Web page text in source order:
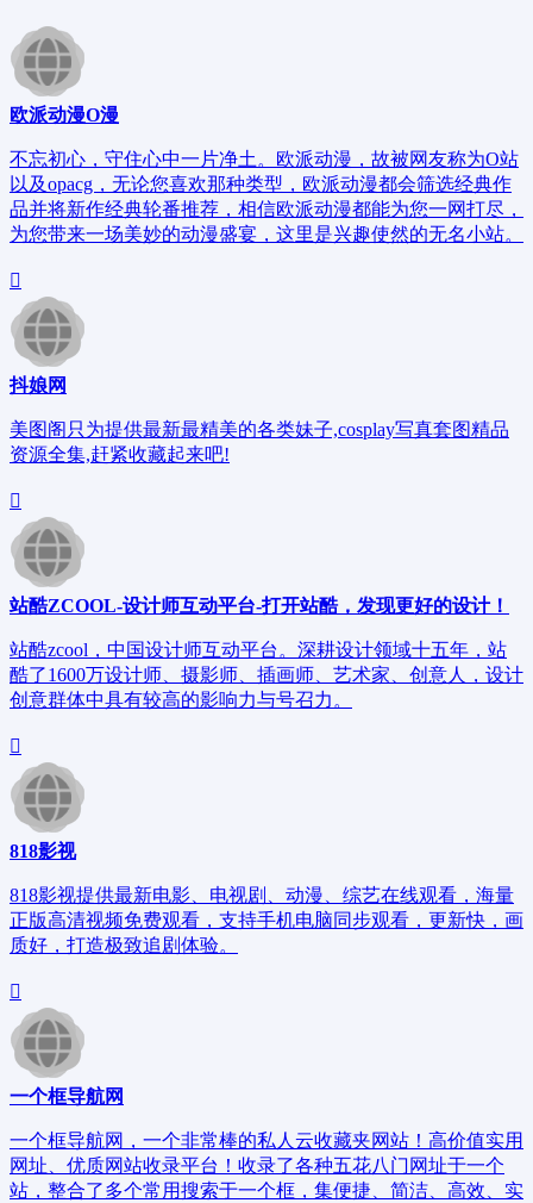
欧派动漫O漫
不忘初心，守住心中一片净土。欧派动漫，故被网友称为O站
以及opacg，无论您喜欢那种类型，欧派动漫都会筛选经典作
品并将新作经典轮番推荐，相信欧派动漫都能为您一网打尽，
为您带来一场美妙的动漫盛宴，这里是兴趣使然的无名小站。
抖娘网
美图阁只为提供最新最精美的各类妹子,cosplay写真套图精品
资源全集,赶紧收藏起来吧!
站酷ZCOOL-设计师互动平台-打开站酷，发现更好的设计！
站酷zcool，中国设计师互动平台。深耕设计领域十五年，站
酷了1600万设计师、摄影师、插画师、艺术家、创意人，设计
创意群体中具有较高的影响力与号召力。
818影视
818影视提供最新电影、电视剧、动漫、综艺在线观看，海量
正版高清视频免费观看，支持手机电脑同步观看，更新快，画
质好，打造极致追剧体验。
一个框导航网
一个框导航网，一个非常棒的私人云收藏夹网站！高价值实用
网址、优质网站收录平台！收录了各种五花八门网址于一个
站，整合了多个常用搜索于一个框，集便捷、简洁、高效、实